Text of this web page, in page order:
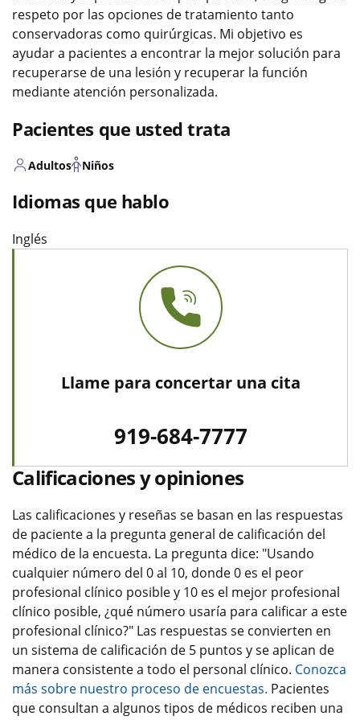
respeto por las opciones de tratamiento tanto
conservadoras como quirúrgicas. Mi objetivo es
ayudar a pacientes a encontrar la mejor solución para
recuperarse de una lesión y recuperar la función
mediante atención personalizada.
Pacientes que usted trata
Adultos Niños
Idiomas que hablo
Inglés
Llame para concertar una cita
919-684-7777
Calificaciones y opiniones
Las calificaciones y reseñas se basan en las respuestas
de paciente a la pregunta general de calificación del
médico de la encuesta. La pregunta dice: "Usando
cualquier número del 0 al 10, donde 0 es el peor
profesional clínico posible y 10 es el mejor profesional
clínico posible, ¿qué número usaría para calificar a este
profesional clínico?" Las respuestas se convierten en
un sistema de calificación de 5 puntos y se aplican de
manera consistente a todo el personal clínico. Conozca
más sobre nuestro proceso de encuestas. Pacientes
que consultan a algunos tipos de médicos reciben una